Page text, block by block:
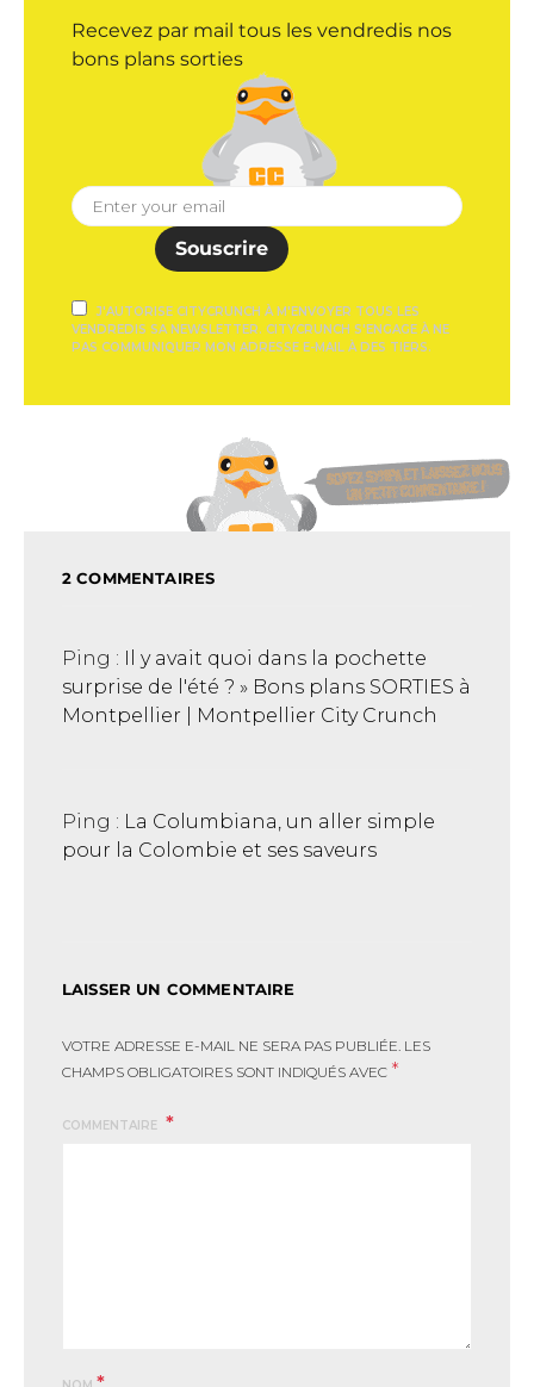
Recevez par mail tous les vendredis nos
bons plans sorties
Souscrire
J'AUTORISE CITYCRUNCH À M'ENVOYER TOUS LES
VENDREDIS SA NEWSLETTER. CITYCRUNCH S'ENGAGE À NE
PAS COMMUNIQUER MON ADRESSE E-MAIL À DES TIERS.
2 COMMENTAIRES
Ping : Il y avait quoi dans la pochette
surprise de l'été ? » Bons plans SORTIES à
Montpellier | Montpellier City Crunch
Ping : La Columbiana, un aller simple
pour la Colombie et ses saveurs
LAISSER UN COMMENTAIRE
VOTRE ADRESSE E-MAIL NE SERA PAS PUBLIÉE. LES
CHAMPS OBLIGATOIRES SONT INDIQUÉS AVEC *
COMMENTAIRE
*